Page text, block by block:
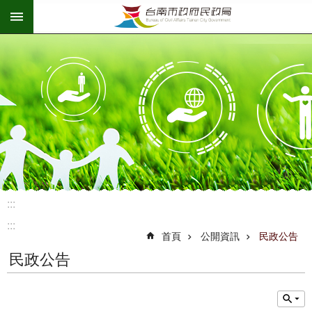
跳到主要內容區塊
:::
:::
首頁 公開資訊 民政公告
民政公告